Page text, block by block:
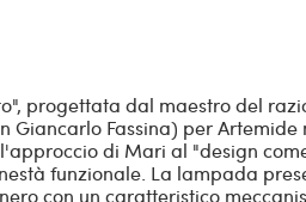
progettata dal maestro del
Fassina) per Artemide
di Mari al "design
funzionale. La lampada
con un caratteristico